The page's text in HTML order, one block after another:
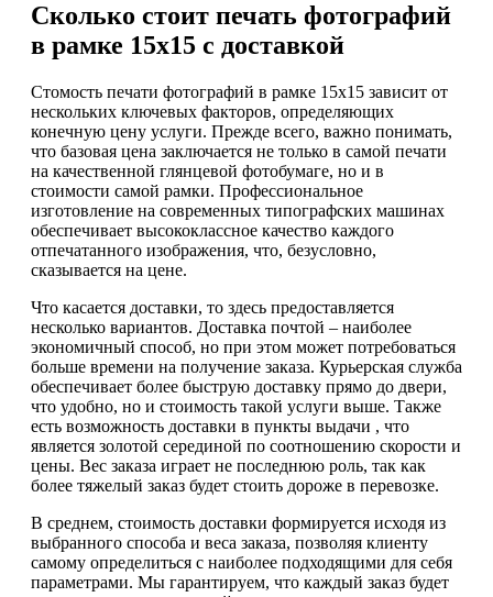
Сколько стоит печать фотографий
в рамке 15х15 с доставкой
Стомость печати фотографий в рамке 15х15 зависит от
нескольких ключевых факторов, определяющих
конечную цену услуги. Прежде всего, важно понимать,
что базовая цена заключается не только в самой печати
на качественной глянцевой фотобумаге, но и в
стоимости самой рамки. Профессиональное
изготовление на современных типографских машинах
обеспечивает высококлассное качество каждого
отпечатанного изображения, что, безусловно,
сказывается на цене.
Что касается доставки, то здесь предоставляется
несколько вариантов. Доставка почтой – наиболее
экономичный способ, но при этом может потребоваться
больше времени на получение заказа. Курьерская служба
обеспечивает более быструю доставку прямо до двери,
что удобно, но и стоимость такой услуги выше. Также
есть возможность доставки в пункты выдачи , что
является золотой серединой по соотношению скорости и
цены. Вес заказа играет не последнюю роль, так как
более тяжелый заказ будет стоить дороже в перевозке.
В среднем, стоимость доставки формируется исходя из
выбранного способа и веса заказа, позволяя клиенту
самому определиться с наиболее подходящими для себя
параметрами. Мы гарантируем, что каждый заказ будет